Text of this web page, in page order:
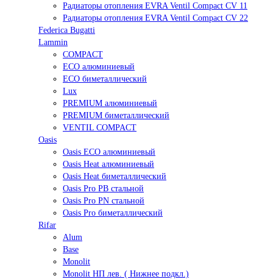
Радиаторы отопления EVRA Ventil Compact CV 11
Радиаторы отопления EVRA Ventil Compact CV 22
Federica Bugatti
Lammin
COMPACT
ECO алюминиевый
ECO биметаллический
Lux
PREMIUM алюминиевый
PREMIUM биметаллический
VENTIL COMPACT
Oasis
Oasis ECO алюминиевый
Oasis Heat алюминиевый
Oasis Heat биметаллический
Oasis Pro PB стальной
Oasis Pro PN стальной
Oasis Pro биметаллический
Rifar
Alum
Base
Monolit
Monolit НП лев. ( Нижнее подкл.)